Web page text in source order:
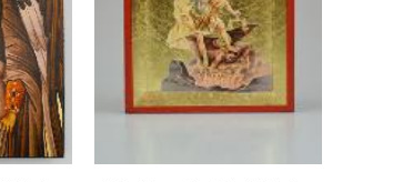
Huile d'Onction
€9.90